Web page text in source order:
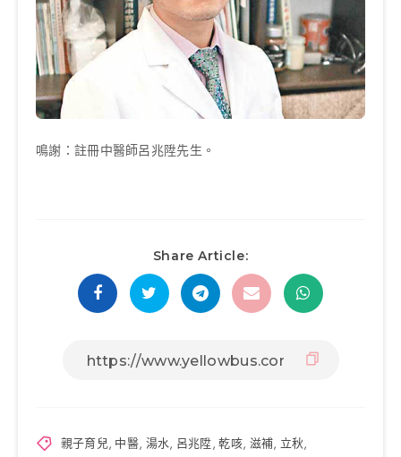
鳴謝：註冊中醫師呂兆陞先生。
Share Article:
親子育兒, 中醫, 湯水, 呂兆陞,乾咳, 滋補, 立秋,